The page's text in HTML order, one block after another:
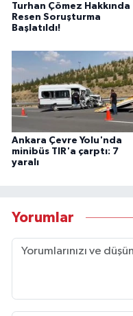
Turhan Çömez Hakkında
Resen Soruşturma
Başlatıldı!
Ankara Çevre Yolu'nda
minibüs TIR'a çarptı: 7
yaralı
Yorumlar